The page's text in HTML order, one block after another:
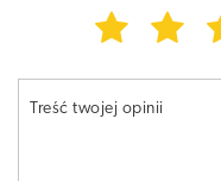
Treść twojej opinii